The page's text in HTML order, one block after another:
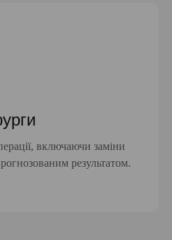
включаючи заміни
результатом.